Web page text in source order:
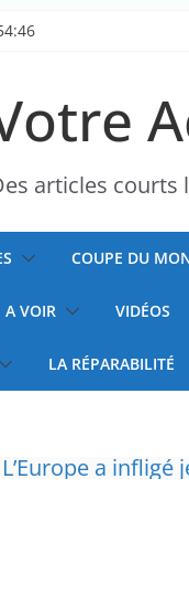
articles courts
COUPE DU
A VOIR VIDÉOS
LA RÉPARABILITÉ
En Gironde et
d’incendie